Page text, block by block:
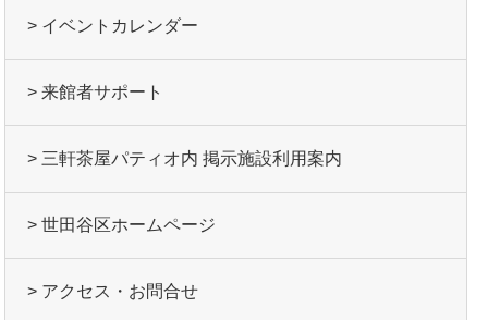
> イベントカレンダー
> 来館者サポート
> 三軒茶屋パティオ内 掲示施設利用案内
> 世田谷区ホームページ
> アクセス・お問合せ